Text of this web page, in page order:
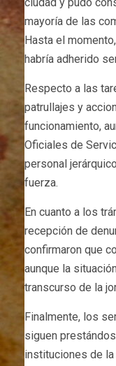
mayoría de las
Hasta el
habría adherido
Respecto a las
patrullajes y
funcionamiento,
Oficiales de
personal
fuerza.
En cuanto a los
recepción de
confirmaron que
aunque la
transcurso de la
Finalmente, los
siguen
instituciones de